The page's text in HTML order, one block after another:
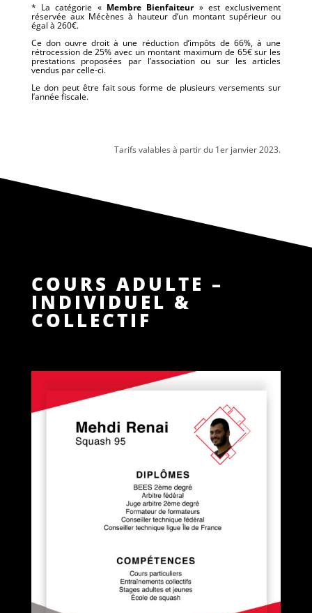
* La catégorie « Membre Bienfaiteur » est exclusivement
réservée aux Mécènes à hauteur d’un montant supérieur ou
égal à 260€.
Ce don ouvre droit à une réduction d’impôts de 66%, à une
rétrocession de 25% avec un montant maximum de 65€ sur les
prestations proposées par l’association ou sur les articles
vendus par celle-ci.
Le don peut être fait sous forme de plusieurs versements sur
l’année fiscale.
Tarifs valables à partir du 1er janvier 2023.
COURS ADULTE –
INDIVIDUEL &
COLLECTIF